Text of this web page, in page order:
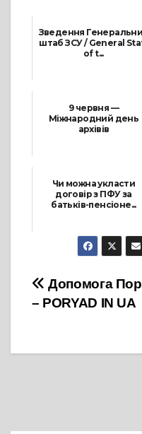
Зведення
штаб ЗСУ / General
of t...
9 червня —
Міжнародний день
архівів
Чи можна укласти
договір з ПФУ за
батьків-пенсіоне...
3 Березня, 2025
Навігація
Допомога
– PORYAD IN UA